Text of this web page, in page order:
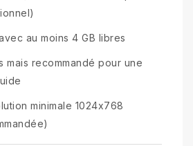
au moins 4 GB libres
mais recommandé pour une
minimale 1024x768